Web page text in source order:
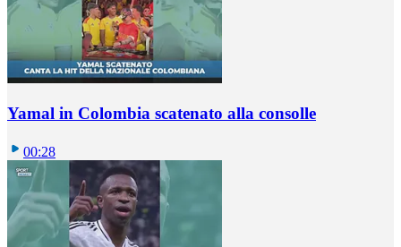
Yamal in Colombia scatenato alla consolle
00:28